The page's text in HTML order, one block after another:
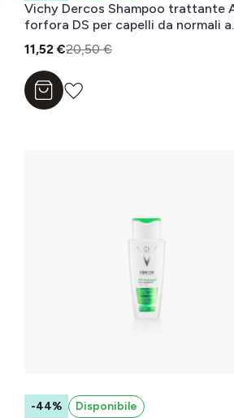
Vichy Dercos Shampoo trattante
forfora DS per capelli da normali a
grassi 200 ml
11,52 €20,50 €
Aggiungi al carrello
-44% Disponibile